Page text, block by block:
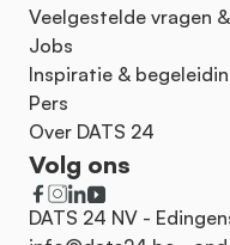
Veelgestelde vragen
Jobs
Inspiratie &
Pers
Over DATS 24
Volg ons
DATS 24 NV -